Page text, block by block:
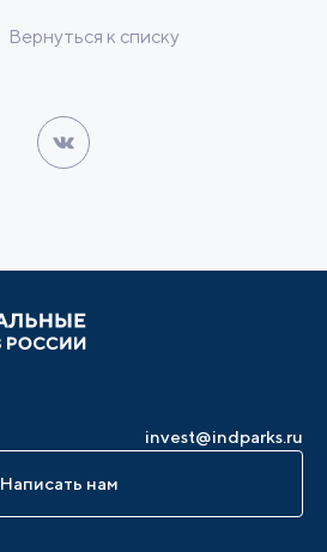
Вернуться к списку
invest@indparks.ru
Написать нам